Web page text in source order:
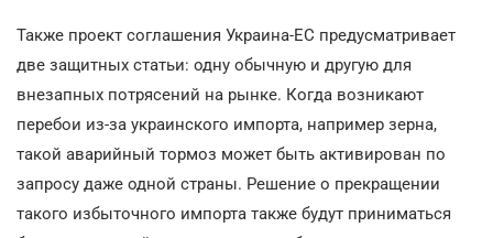
Также проект соглашения Украина-ЕС предусматривает
две защитных статьи: одну обычную и другую для
внезапных потрясений на рынке. Когда возникают
перебои из-за украинского импорта, например зерна,
такой аварийный тормоз может быть активирован по
запросу даже одной страны. Решение о прекращении
такого избыточного импорта также будут приниматься